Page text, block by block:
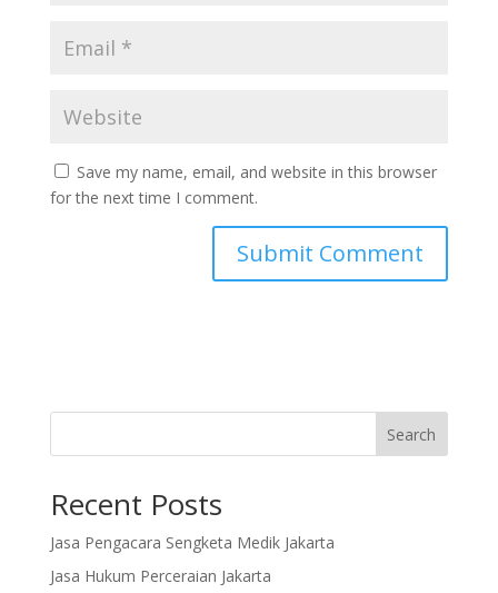
Save my name, email, and website in this browser
for the next time I comment.
Search
Recent Posts
Jasa Pengacara Sengketa Medik Jakarta
Jasa Hukum Perceraian Jakarta